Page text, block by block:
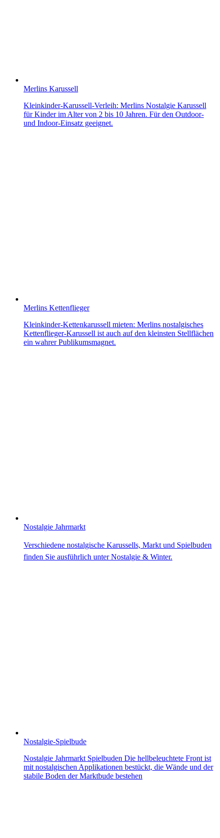
Merlins Karussell
Kleinkinder-Karussell-Verleih: Merlins Nostalgie Karussell
für Kinder im Alter von 2 bis 10 Jahren. Für den Outdoor-
und Indoor-Einsatz geeignet.
Merlins Kettenflieger
Kleinkinder-Kettenkarussell mieten: Merlins nostalgisches
Kettenflieger-Karussell ist auch auf den kleinsten Stellflächen
ein wahrer Publikumsmagnet.
Nostalgie Jahrmarkt
Verschiedene nostalgische Karussells, Markt und Spielbuden
finden Sie ausführlich unter Nostalgie & Winter.
Nostalgie-Spielbude
Nostalgie Jahrmarkt Spielbuden Die hellbeleuchtete Front ist
mit nostalgischen Applikationen bestückt, die Wände und der
stabile Boden der Marktbude bestehen